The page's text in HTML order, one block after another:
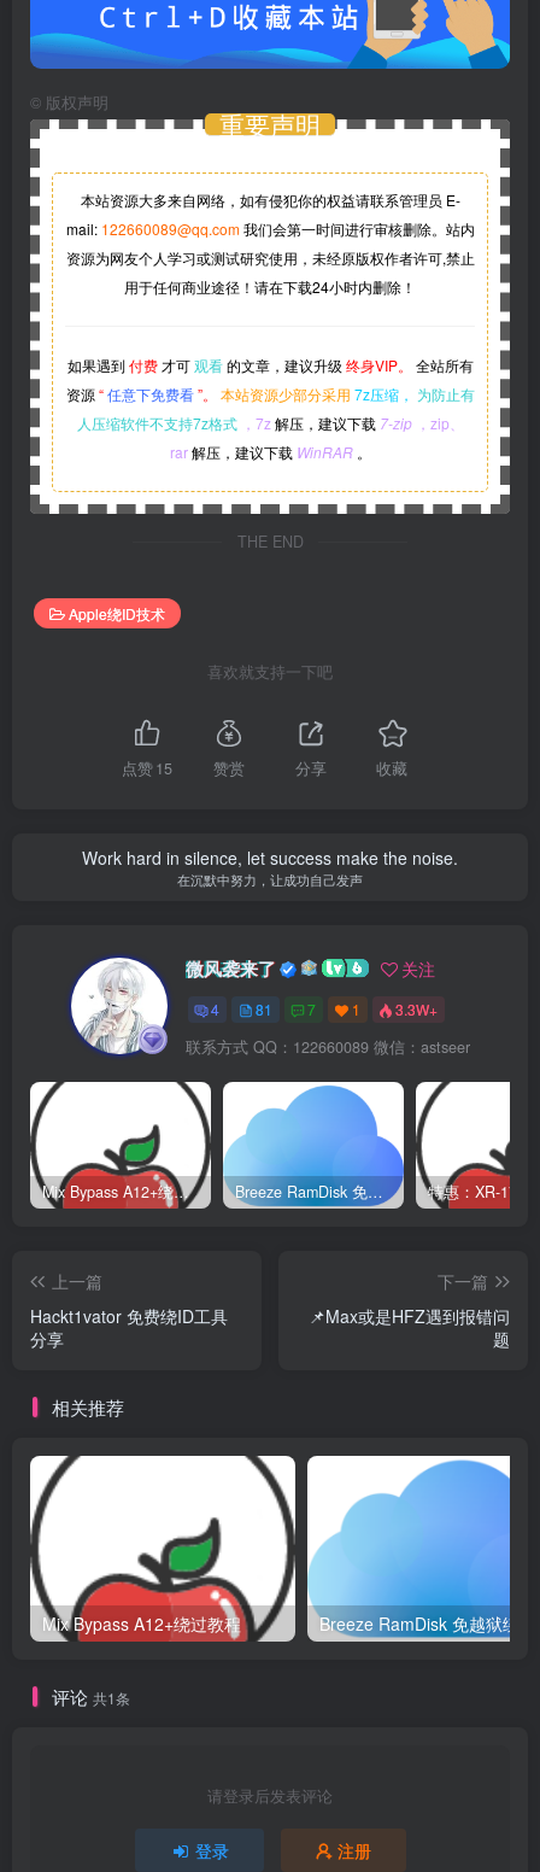
© 版权声明
重要声明
本站资源大多来自网络，如有侵犯你的权益请联系管理员 E-
mail: 122660089@qq.com 我们会第一时间进行审核删除。站内
资源为网友个人学习或测试研究使用，未经原版权作者许可,禁止
用于任何商业途径！请在下载24小时内删除！
如果遇到付费 才可观看的文章，建议升级 终身VIP。 全站所有
资源“任意下免费看”。 本站资源少部分采用 7z压缩， 为防止有
人压缩软件不支持7z格式 ，7z解压，建议下载 7-zip ，zip、
rar解压，建议下载 WinRAR 。
THE END
Apple绕ID技术
喜欢就支持一下吧
点赞15 赞赏 分享 收藏
Work hard in silence, let success make the noise.
在沉默中努力，让成功自己发声
微风袭来了 关注
4 81 7 1 3.3W+
联系方式 QQ：122660089 微信：astseer
Mix Bypass A12+绕过教程 Breeze RamDisk 免越狱绕过教程
上一篇
Hackt1vator 免费绕ID工具
分享
下一篇
📌Max或是HFZ遇到报错问
题
相关推荐
Mix Bypass A12+绕过教程
评论 共1条
请登录后发表评论
登录 注册